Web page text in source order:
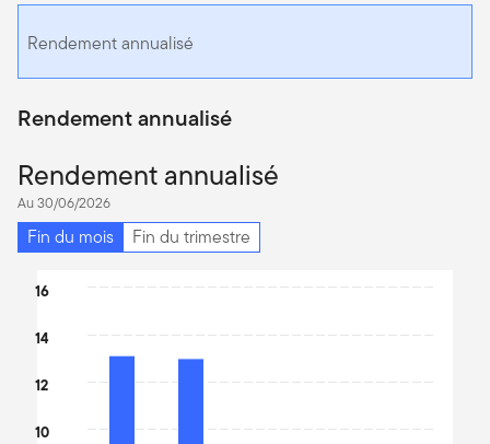
Rendement annualisé
Rendement annualisé
Rendement annualisé
Au 30/06/2026
Fin du mois
Fin du trimestre
The chart has 1 X axis displaying categories.
The chart has 1 Y axis displaying values. Data ranges from 7.86
10
12
14
16